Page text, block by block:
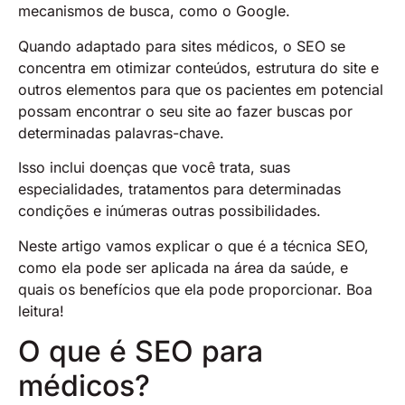
mecanismos de busca, como o Google.
Quando adaptado para sites médicos, o SEO se
concentra em otimizar conteúdos, estrutura do site e
outros elementos para que os pacientes em potencial
possam encontrar o seu site ao fazer buscas por
determinadas palavras-chave.
Isso inclui doenças que você trata, suas
especialidades, tratamentos para determinadas
condições e inúmeras outras possibilidades.
Neste artigo vamos explicar o que é a técnica SEO,
como ela pode ser aplicada na área da saúde, e
quais os benefícios que ela pode proporcionar. Boa
leitura!
O que é SEO para
médicos?